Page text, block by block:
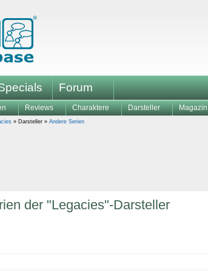
Forum
Reviews Charaktere Darsteller Magazin
» Darsteller » Andere Serien
der "Legacies"-Darsteller